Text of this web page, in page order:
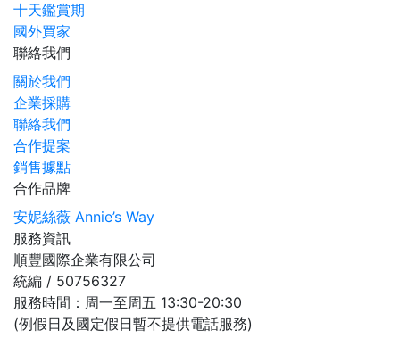
十天鑑賞期
國外買家
聯絡我們
關於我們
企業採購
聯絡我們
合作提案
銷售據點
合作品牌
安妮絲薇 Annie’s Way
服務資訊
順豐國際企業有限公司
統編 / 50756327
服務時間：周一至周五 13:30-20:30
(例假日及國定假日暫不提供電話服務)